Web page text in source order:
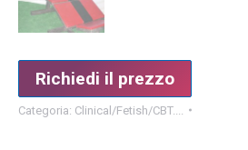
Richiedi il prezzo
Categoria: Clinical/Fetish/CBT....